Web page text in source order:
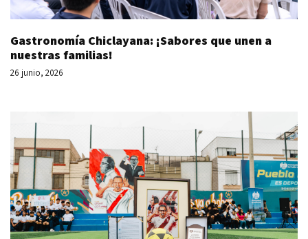
Gastronomía Chiclayana: ¡Sabores que unen a
nuestras familias!
26 junio, 2026